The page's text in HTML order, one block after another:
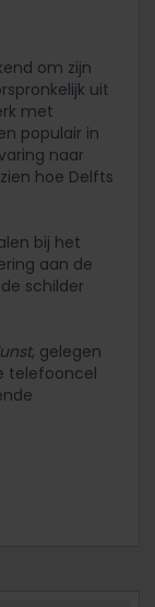
om zijn
uit
met
populair in
naar
hoe Delfts
bij het
aan de
schilder
, gelegen
telefooncel